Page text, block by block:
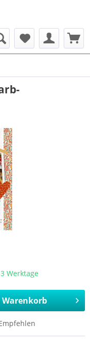
Werktage
Warenkorb